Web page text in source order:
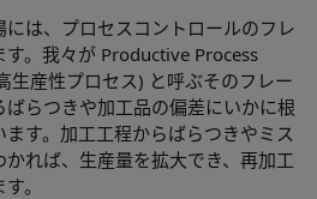
は、プロセスコントロールのフレ
。我々が Productive Process
産性プロセス) と呼ぶそのフレー
らつきや加工品の偏差にいかに根
す。加工工程からばらつきやミス
れば、生産量を拡大でき、再加工
。